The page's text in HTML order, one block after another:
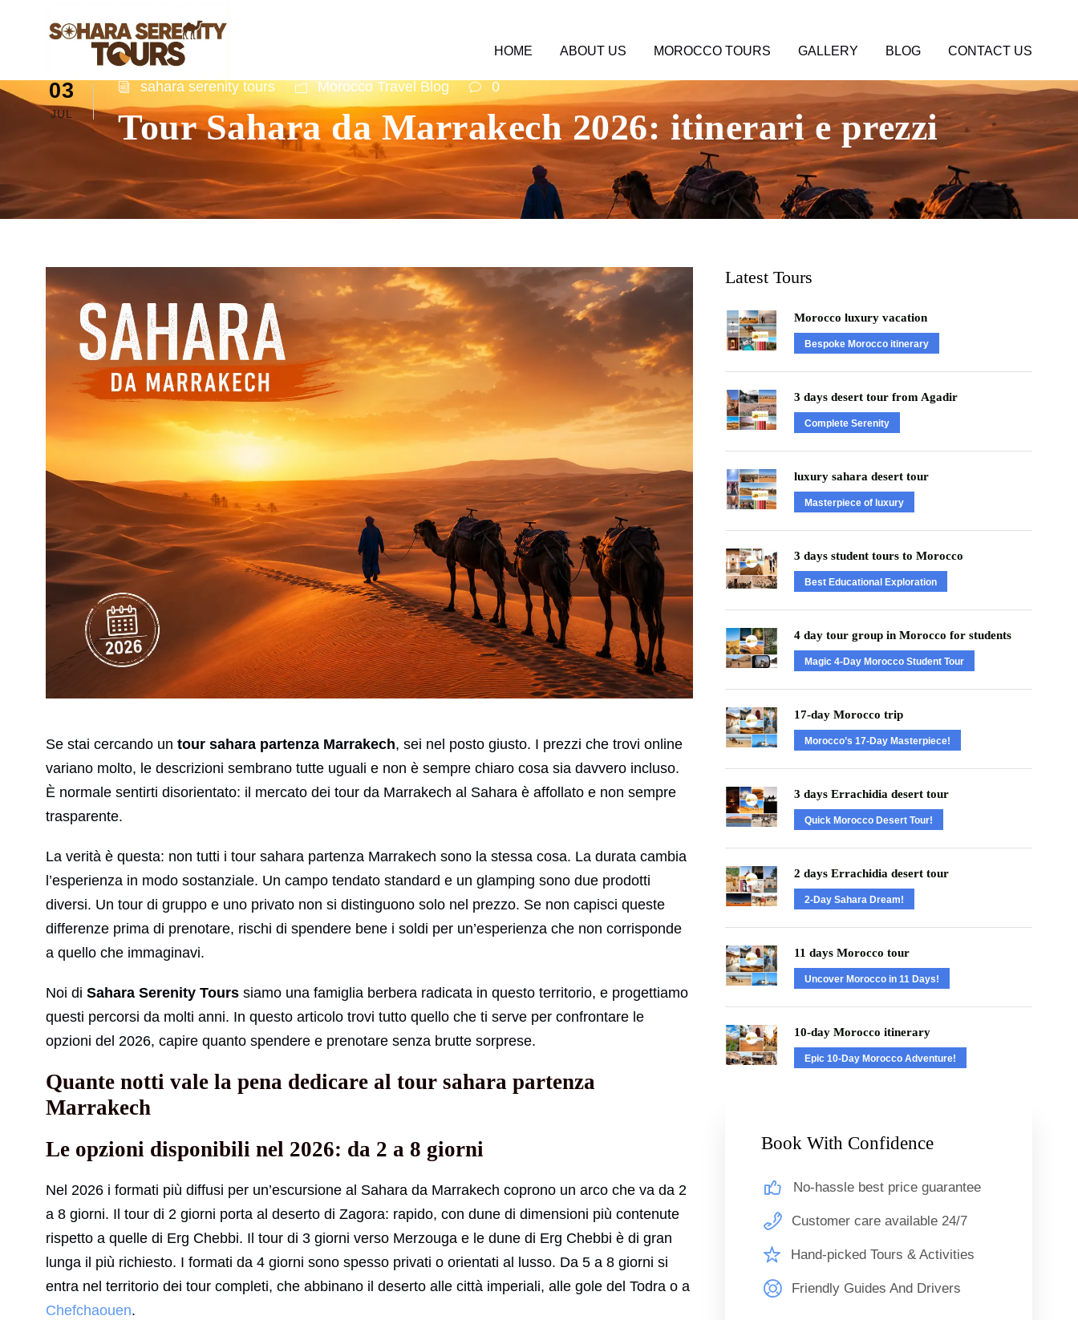
HOME ABOUT US MOROCCO TOURS GALLERY BLOG CONTACT US
03
JUL
sahara serenity tours Morocco Travel Blog 0
Tour Sahara da Marrakech 2026: itinerari e prezzi
Se stai cercando un tour sahara partenza Marrakech, sei nel posto giusto. I prezzi che trovi online
variano molto, le descrizioni sembrano tutte uguali e non è sempre chiaro cosa sia davvero incluso.
È normale sentirti disorientato: il mercato dei tour da Marrakech al Sahara è affollato e non sempre
trasparente.
La verità è questa: non tutti i tour sahara partenza Marrakech sono la stessa cosa. La durata cambia
l’esperienza in modo sostanziale. Un campo tendato standard e un glamping sono due prodotti
diversi. Un tour di gruppo e uno privato non si distinguono solo nel prezzo. Se non capisci queste
differenze prima di prenotare, rischi di spendere bene i soldi per un’esperienza che non corrisponde
a quello che immaginavi.
Noi di Sahara Serenity Tours siamo una famiglia berbera radicata in questo territorio, e progettiamo
questi percorsi da molti anni. In questo articolo trovi tutto quello che ti serve per confrontare le
opzioni del 2026, capire quanto spendere e prenotare senza brutte sorprese.
Quante notti vale la pena dedicare al tour sahara partenza
Marrakech
Le opzioni disponibili nel 2026: da 2 a 8 giorni
Nel 2026 i formati più diffusi per un’escursione al Sahara da Marrakech coprono un arco che va da 2
a 8 giorni. Il tour di 2 giorni porta al deserto di Zagora: rapido, con dune di dimensioni più contenute
rispetto a quelle di Erg Chebbi. Il tour di 3 giorni verso Merzouga e le dune di Erg Chebbi è di gran
lunga il più richiesto. I formati da 4 giorni sono spesso privati o orientati al lusso. Da 5 a 8 giorni si
entra nel territorio dei tour completi, che abbinano il deserto alle città imperiali, alle gole del Todra o a
Chefchaouen.
Latest Tours
Morocco luxury vacation
Bespoke Morocco itinerary
3 days desert tour from Agadir
Complete Serenity
luxury sahara desert tour
Masterpiece of luxury
3 days student tours to Morocco
Best Educational Exploration
4 day tour group in Morocco for students
Magic 4-Day Morocco Student Tour
17-day Morocco trip
Morocco’s 17-Day Masterpiece!
3 days Errachidia desert tour
Quick Morocco Desert Tour!
2 days Errachidia desert tour
2-Day Sahara Dream!
11 days Morocco tour
Uncover Morocco in 11 Days!
10-day Morocco itinerary
Epic 10-Day Morocco Adventure!
Book With Confidence
No-hassle best price guarantee
Customer care available 24/7
Hand-picked Tours & Activities
Friendly Guides And Drivers